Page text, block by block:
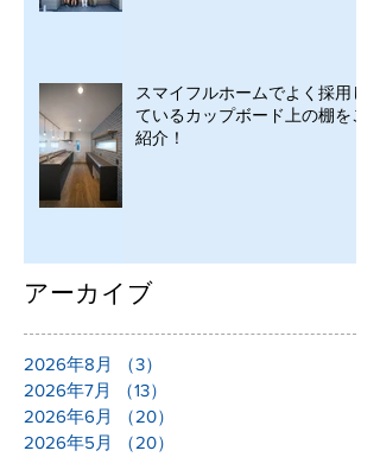
スマイフルホームでよく採用し
ているカップボード上の棚をご
紹介！
アーカイブ
2026年8月 （3）
2026年7月
（13）
2026年6月
（20）
2026年5月
（20）